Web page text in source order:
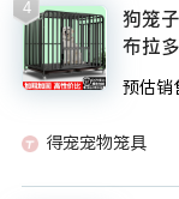
4
狗笼
布拉
预估销
得宠宠物笼具